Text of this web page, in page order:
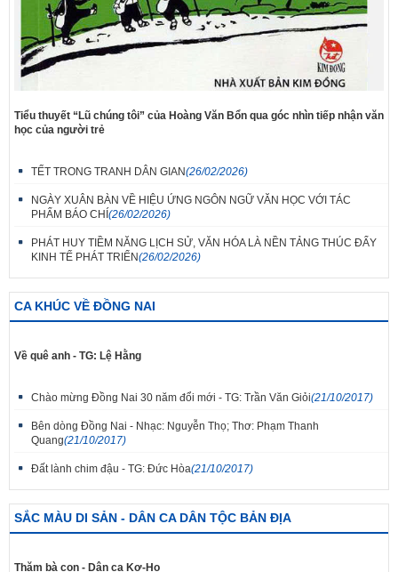
Tiểu thuyết “Lũ chúng tôi” của Hoàng Văn Bổn qua góc nhìn tiếp nhận văn
học của người trẻ
TẾT TRONG TRANH DÂN GIAN(26/02/2026)
NGÀY XUÂN BÀN VỀ HIỆU ỨNG NGÔN NGỮ VĂN HỌC VỚI TÁC
PHẨM BÁO CHÍ (26/02/2026)
PHÁT HUY TIỀM NĂNG LỊCH SỬ, VĂN HÓA LÀ NỀN TẢNG THÚC ĐẨY
KINH TẾ PHÁT TRIỂN(26/02/2026)
CA KHÚC VỀ ĐỒNG NAI
Về quê anh - TG: Lệ Hằng
Chào mừng Đồng Nai 30 năm đổi mới - TG: Trần Văn Giỏi(21/10/2017)
Bên dòng Đồng Nai - Nhạc: Nguyễn Thọ; Thơ: Phạm Thanh
Quang(21/10/2017)
Đất lành chim đậu - TG: Đức Hòa(21/10/2017)
SẮC MÀU DI SẢN - DÂN CA DÂN TỘC BẢN ĐỊA
Thăm bà con - Dân ca Kơ-Ho